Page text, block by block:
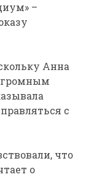
–
Анна
с
что
о